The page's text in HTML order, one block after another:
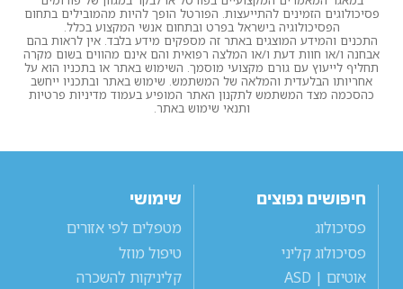
פסיכולוגים הזמינים להתייעצות. הפורטל הופך להיות מהמובילים בתחום
הפסיכולוגיה בישראל בפרט ובתחום אנשי המקצוע בכלל.
התכנים והמידע המוצגים באתר זה מספקים מידע בלבד. אין לראות בהם
אבחנה ו/או חוות דעת ו/או המלצה רפואית והם אינם מהווים בשום מקרה
תחליף לייעוץ עם גורם מקצועי מוסמך. השימוש באתר או בתכניו הוא על
אחריותו הבלעדית והמלאה של המשתמש. שימוש באתר ובתכניו ייחשב
כהסכמה מצד המשתמש לתקנון האתר המופיע בעמוד מדיניות פרטיות
ותנאי שימוש באתר.
חיפושים נפוצים
פסיכולוג
פסיכולוג קליני
אוטיזם | ASD
שימושי
מטפלים לפי אזורים
טיפול מוזל
קליניקות להשכרה